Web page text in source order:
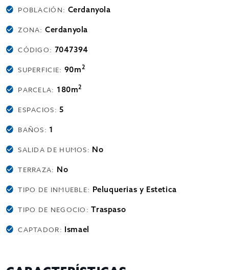
POBLACIÓN: Cerdanyola
ZONA:Cerdanyola
CÓDIGO: 7047394
SUPERFICIE: 90m2
PARCELA: 180m2
ESPACIOS:5
BAÑOS: 1
SALIDA DE HUMOS: No
TERRAZA: No
TIPO DE INMUEBLE: Peluquerias y Estetica
TIPO DE NEGOCIO:Traspaso
CAPTADOR: Ismael